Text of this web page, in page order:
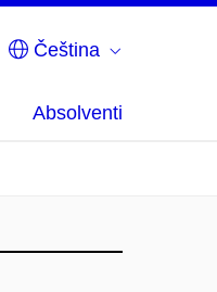
Čeština
Absolventi